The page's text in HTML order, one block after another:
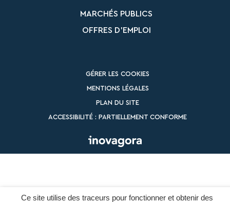
Ce site utilise des traceurs pour fonctionner et obtenir des
MARCHÉS PUBLICS
OFFRES D’EMPLOI
GÉRER LES COOKIES
MENTIONS LÉGALES
PLAN DU SITE
ACCESSIBILITÉ : PARTIELLEMENT CONFORME